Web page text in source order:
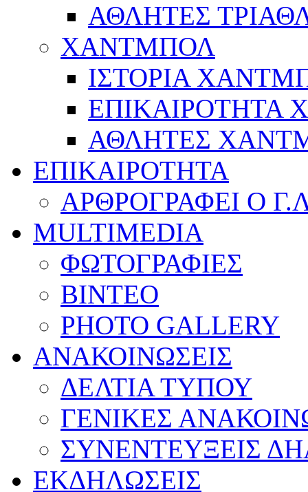
ΑΘΛΗΤΕΣ
ΧΑΝΤΜΠΟΛ
ΙΣΤΟΡΙΑ
ΕΠΙΚΑΙΡΟΤΗΤΑ
ΑΘΛΗΤΕΣ
ΕΠΙΚΑΙΡΟΤΗΤΑ
ΑΡΘΡΟΓΡΑΦΕΙ Ο
MULTIMEDIA
ΦΩΤΟΓΡΑΦΙΕΣ
ΒΙΝΤΕΟ
PHOTO GALLERY
ΑΝΑΚΟΙΝΩΣΕΙΣ
ΔΕΛΤΙΑ ΤΥΠΟΥ
ΓΕΝΙΚΕΣ
ΣΥΝΕΝΤΕΥΞΕΙΣ
ΕΚΔΗΛΩΣΕΙΣ